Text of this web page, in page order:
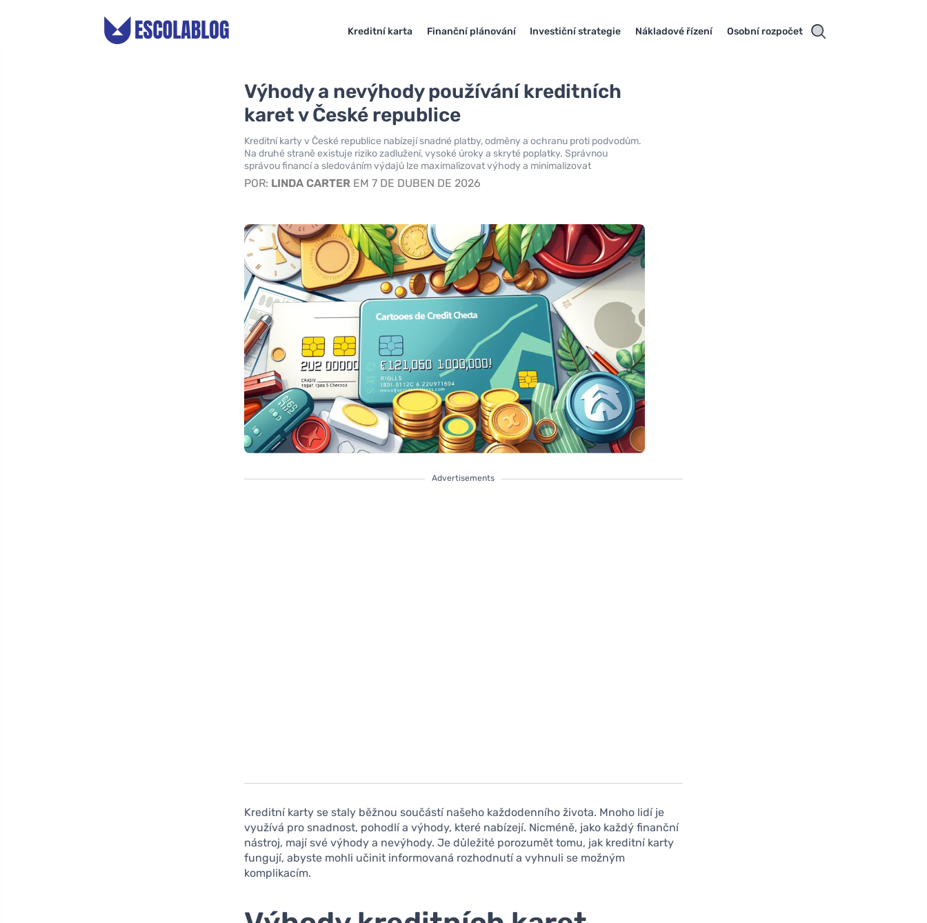
Kreditní karta Finanční plánování Investiční strategie Nákladové řízení Osobní rozpočet
Výhody a nevýhody používání kreditních
karet v České republice
Kreditní karty v České republice nabízejí snadné platby, odměny a ochranu proti podvodům.
Na druhé straně existuje riziko zadlužení, vysoké úroky a skryté poplatky. Správnou
správou financí a sledováním výdajů lze maximalizovat výhody a minimalizovat
POR: LINDA CARTER EM 7 DE DUBEN DE 2026
Advertisements
Kreditní karty se staly běžnou součástí našeho každodenního života. Mnoho lidí je
využívá pro snadnost, pohodlí a výhody, které nabízejí. Nicméně, jako každý finanční
nástroj, mají své výhody a nevýhody. Je důležité porozumět tomu, jak kreditní karty
fungují, abyste mohli učinit informovaná rozhodnutí a vyhnuli se možným
komplikacím.